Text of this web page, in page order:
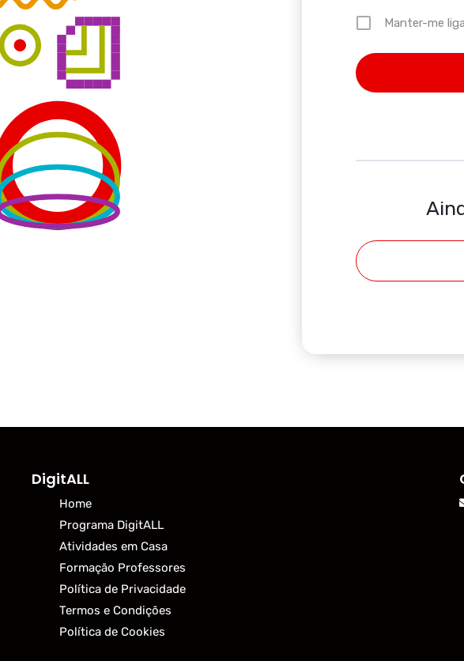
Manter-me
DigitALL
Home
Programa DigitALL
Atividades em Casa
Formação Professores
Política de Privacidade
Termos e Condições
Política de Cookies